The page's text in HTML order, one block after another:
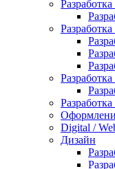
Digital /
Дизайн